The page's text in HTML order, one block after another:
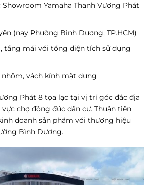
Showroom Yamaha Thanh Vương Phát
(nay Phường Bình Dương, TP.HCM)
tầng mái với tổng diện tích sử dụng
vách kính mặt dựng
Phát 8 tọa lạc tại vị trí góc đắc địa
chợ đông đúc dân cư. Thuận tiện
doanh sản phẩm với thương hiệu
Bình Dương.